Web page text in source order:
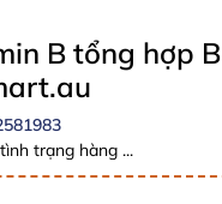
B tổng hợp
trạng hàng ...